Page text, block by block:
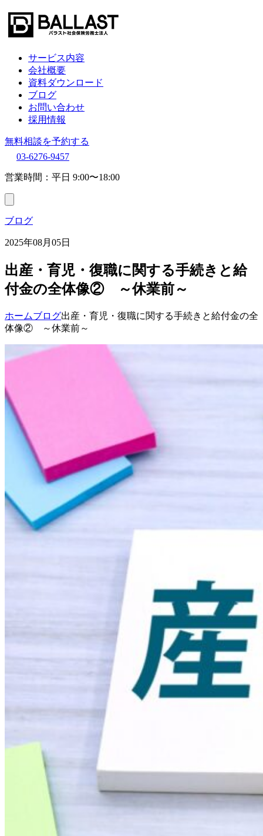
サービス内容
会社概要
資料ダウンロード
ブログ
お問い合わせ
採用情報
無料相談を予約する
03-6276-9457
営業時間：平日 9:00〜18:00
ブログ
2025年08月05日
出産・育児・復職に関する手続きと給
付金の全体像② ～休業前～
ホームブログ出産・育児・復職に関する手続きと給付金の全
体像② ～休業前～